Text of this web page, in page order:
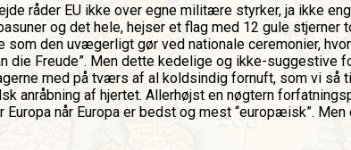
råder EU ikke over egne militære styrker, ja ikke
og det hele, hejser et flag med 12 gule
som den uvægerligt gør ved nationale ceremonier,
die Freude”. Men dette kedelige og ikke-
med på tværs af al koldsindig fornuft, som vi
anråbning af hjertet. Allerhøjst en nøgtern
Europa når Europa er bedst og mest “europæisk”.